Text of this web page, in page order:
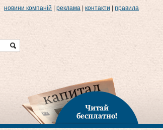
новини компаній реклама контакти правила
Читай
бесплатно!